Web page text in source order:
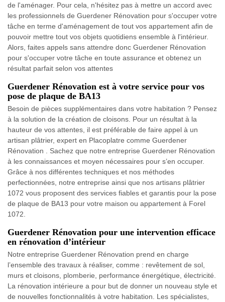
de l'aménager. Pour cela, n'hésitez pas à mettre un accord avec
les professionnels de Guerdener Rénovation pour s'occuper votre
tâche en terme d'aménagement de tout vos appartement afin de
pouvoir mettre tout vos objets quotidiens ensemble à l'intérieur.
Alors, faites appels sans attendre donc Guerdener Rénovation
pour s'occuper votre tâche en toute assurance et obtenez un
résultat parfait selon vos attentes
Guerdener Rénovation est à votre service pour vos
pose de plaque de BA13
Besoin de pièces supplémentaires dans votre habitation ? Pensez
à la solution de la création de cloisons. Pour un résultat à la
hauteur de vos attentes, il est préférable de faire appel à un
artisan plâtrier, expert en Placoplatre comme Guerdener
Rénovation . Sachez que notre entreprise Guerdener Rénovation
à les connaissances et moyen nécessaires pour s’en occuper.
Grâce à nos différentes techniques et nos méthodes
perfectionnées, notre entreprise ainsi que nos artisans plâtrier
1072 vous proposent des services fiables et garantis pour la pose
de plaque de BA13 pour votre maison ou appartement à Forel
1072.
Guerdener Rénovation pour une intervention efficace
en rénovation d’intérieur
Notre entreprise Guerdener Rénovation prend en charge
l’ensemble des travaux à réaliser, comme : revêtement de sol,
murs et cloisons, plomberie, performance énergétique, électricité.
La rénovation intérieure a pour but de donner un nouveau style et
de nouvelles fonctionnalités à votre habitation. Les spécialistes,